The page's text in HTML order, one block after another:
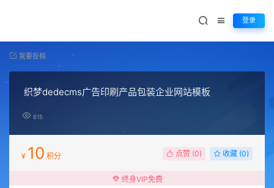
登录
我要投稿
织梦dedecms广告印刷产品包装企业网站模板
615
¥ 10 积分 点赞 (0) 收藏 (0)
终身VIP免费